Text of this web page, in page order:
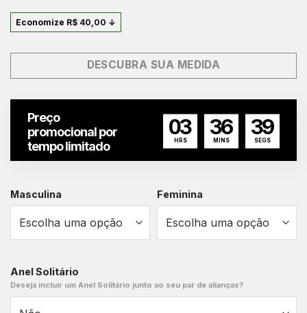
Economize R$ 40,00 ↓
DESCUBRA SUA MEDIDA
Preço
promocional por
tempo limitado
03
HRS
36
MINS
38
SEGS
Masculina Feminina
Anel Solitário
Deseja incluir um Anel Solitário junto ao seu par de alianças?